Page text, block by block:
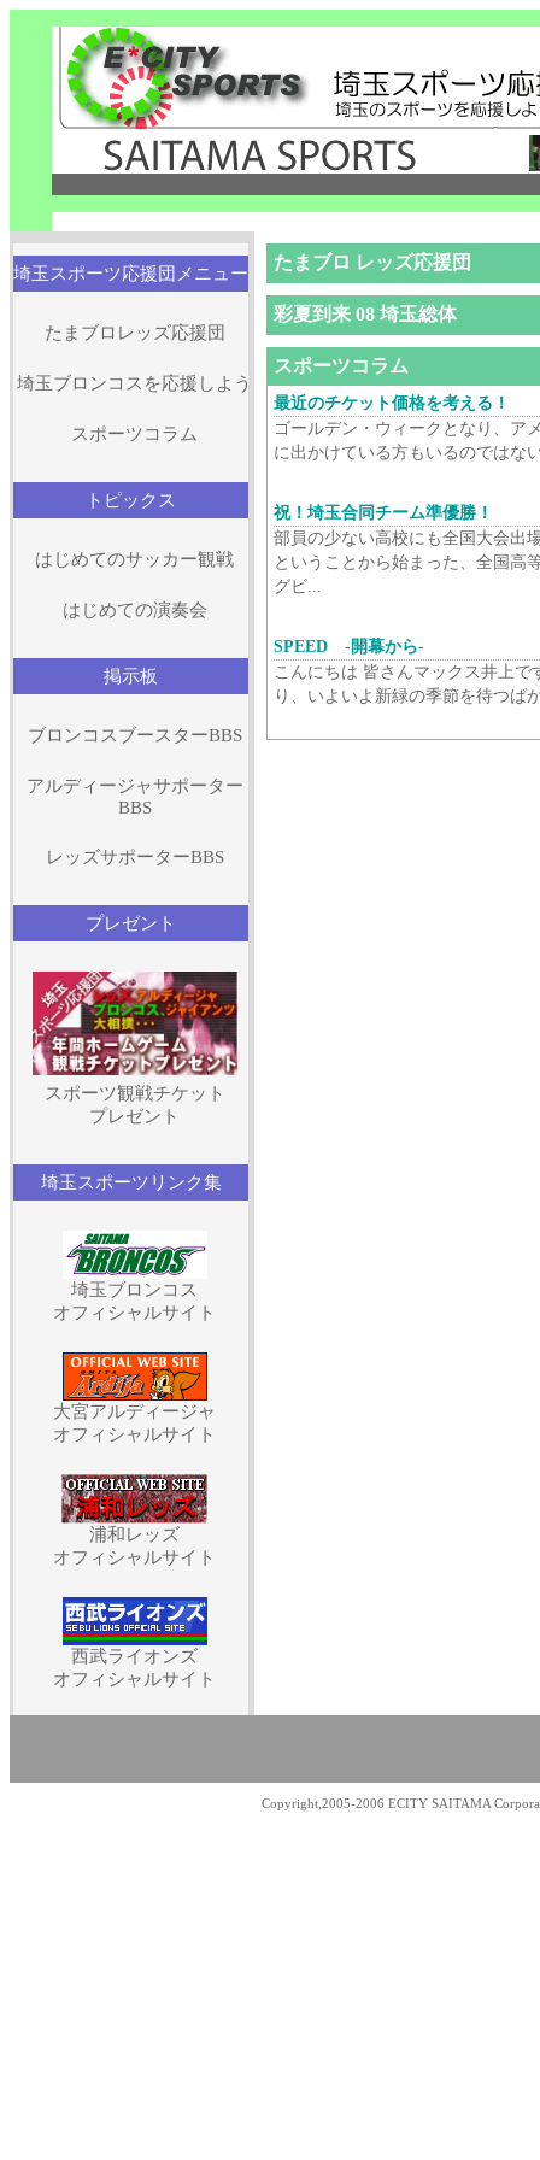
埼玉スポーツ応援団メニュー
たまブロレッズ応援団
埼玉ブロンコスを応援しよう
スポーツコラム
トピックス
はじめてのサッカー観戦
はじめての演奏会
掲示板
ブロンコスブースターBBS
アルディージャサポーター
BBS
レッズサポーターBBS
プレゼント
スポーツ観戦チケット
プレゼント
埼玉スポーツリンク集
埼玉ブロンコス
オフィシャルサイト
大宮アルディージャ
オフィシャルサイト
浦和レッズ
オフィシャルサイト
西武ライオンズ
オフィシャルサイト
たまブロ レッズ応援団
彩夏到来 08 埼玉総体
スポーツコラム
最近のチケット価格を考える！
ゴールデン・ウィークとなり、ア
に出かけている方もいるのではな
祝！埼玉合同チーム準優勝！
部員の少ない高校にも全国大会出
ということから始まった、全国高
グビ...
SPEED -開幕から-
こんにちは 皆さんマックス井上で
り、いよいよ新緑の季節を待つば
Copyright,2005-2006 ECITY SAITAMA